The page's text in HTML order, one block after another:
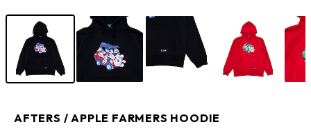
AFTERS / APPLE FARMERS HOODIE